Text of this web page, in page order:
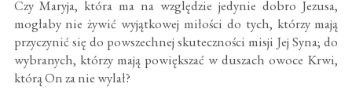
Czy Maryja, która ma na względzie jedynie dobro Jezusa,
mogłaby nie żywić wyjątkowej miłości do tych, którzy mają
przyczynić się do powszechnej skuteczności misji Jej Syna; do
wybranych, którzy mają powiększać w duszach owoce Krwi,
którą On za nie wylał?